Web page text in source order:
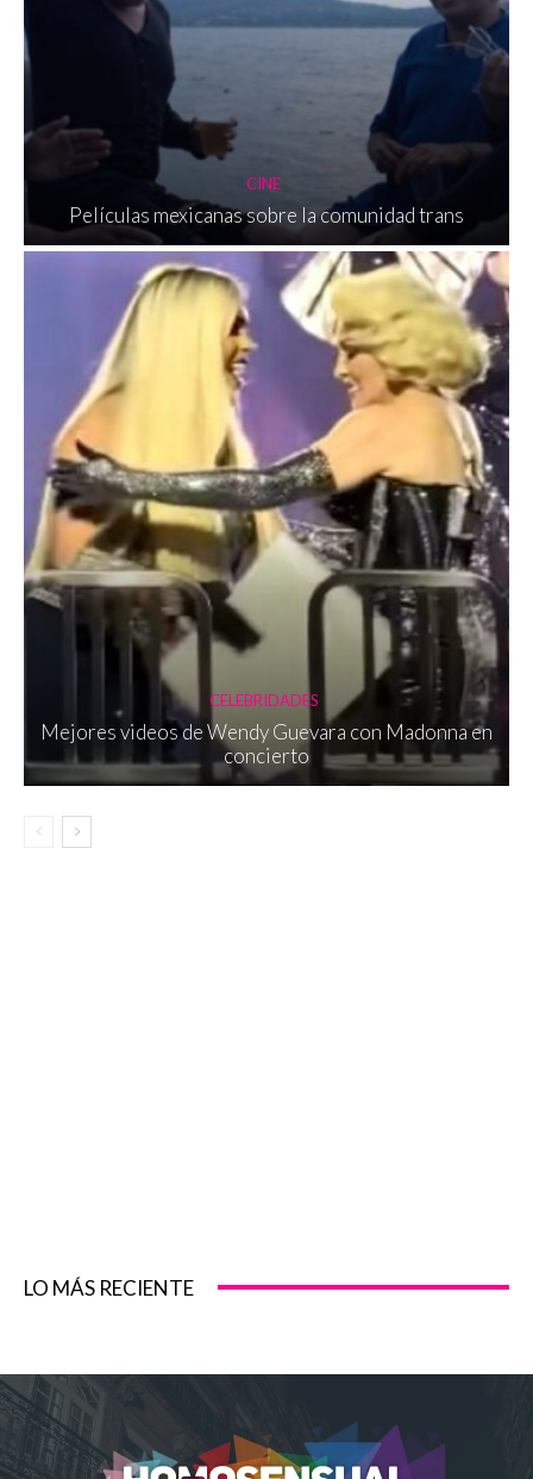
CINE
Películas mexicanas sobre la comunidad trans
CELEBRIDADES
Mejores videos de Wendy Guevara con Madonna en
concierto
LO MÁS RECIENTE